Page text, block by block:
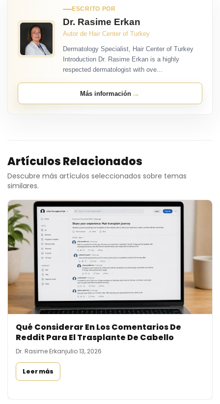
ESCRITO POR
Dr. Rasime Erkan
Autor de Hair Center of Turkey
Dermatology Specialist, Hair Center of Turkey
Introduction Dr. Rasime Erkan is a highly
respected dermatologist with ove...
Más información →
Artículos Relacionados
Descubre más artículos seleccionados sobre temas
similares.
Qué Considerar En Los Comentarios De
Reddit Para El Trasplante De Cabello
Dr. Rasime Erkanjulio 13, 2026
Leer más